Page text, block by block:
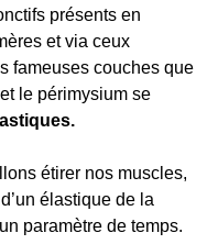
présents en
et via ceux
fameuses couches que
le périmysium se
étirer nos muscles,
élastique de la
paramètre de temps.